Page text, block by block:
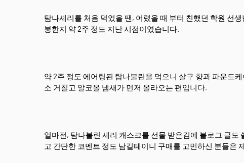
탐나셰리를 처음 먹었을 땐, 어렸을 때 부터 친했던 학원 선
봉한지 약 2주 정도 지난 시점이였습니다.
약 2주 정도 에어링된 탐나불린을 먹으니 살구 향과 파운드
소 거칠고 알코올 냄새가 먼저 올라오는 편입니다.
얼마전, 탐나불린 셰리 캐스크를 선물 받은김에 블로그 글
고 간단한 코멘트 정도 남길테이니 구매를 고민하신 분들은